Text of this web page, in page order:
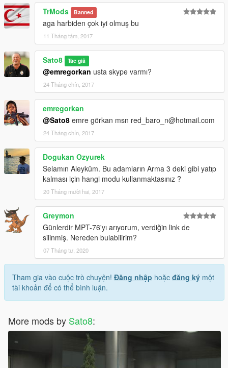
TrMods Banned
aga harbiden çok iyi olmuş bu
11 Tháng tám, 2017
Sato8 Tác giả
@emregorkan usta skype varmı?
24 Tháng chín, 2017
emregorkan
@Sato8 emre görkan msn red_baro_n@hotmail.com
24 Tháng chín, 2017
Dogukan Ozyurek
Selamın Aleyküm. Bu adamların Arma 3 deki gibi yatıp
kalması için hangi modu kullanmaktasınız ?
20 Tháng mười hai, 2017
Greymon
Günlerdir MPT-76'yı arıyorum, verdiğin link de
silinmiş. Nereden bulabilirim?
07 Tháng tư, 2020
Tham gia vào cuộc trò chuyện! Đăng nhập hoặc đăng ký một
tài khoản để có thể bình luận.
More mods by Sato8: